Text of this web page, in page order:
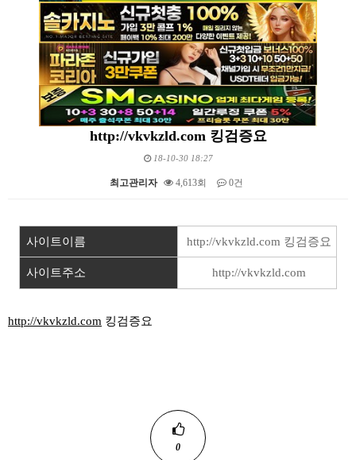
http://vkvkzld.com 킹검증요
18-10-30 18:27
최고관리자 4,613회 0건
사이트이름 http://vkvkzld.com 킹검증요
사이트주소 http://vkvkzld.com
http://vkvkzld.com 킹검증요
0